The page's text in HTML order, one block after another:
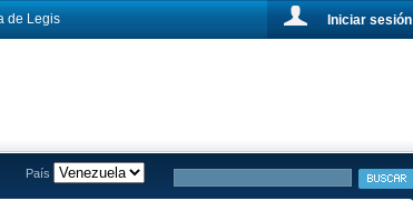
de Legis Iniciar sesión
País